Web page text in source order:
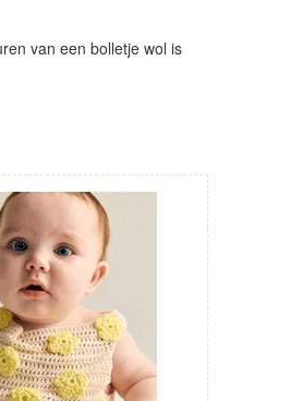
van een bolletje wol is